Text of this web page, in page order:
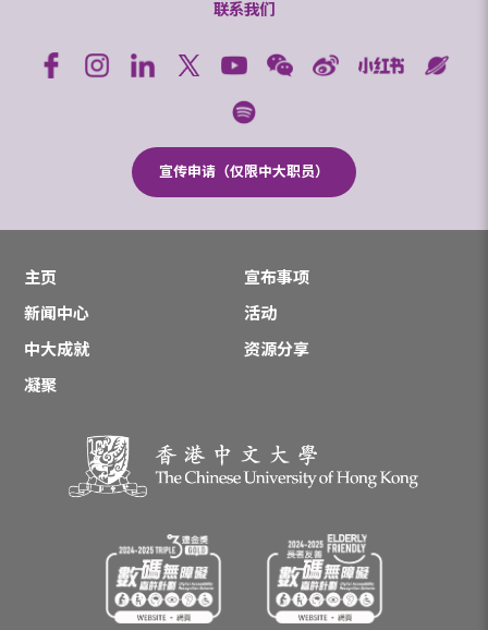
联系我们
宣传申请（仅限中大职员）
主页
宣布事项
新闻中心
活动
中大成就
资源分享
凝聚